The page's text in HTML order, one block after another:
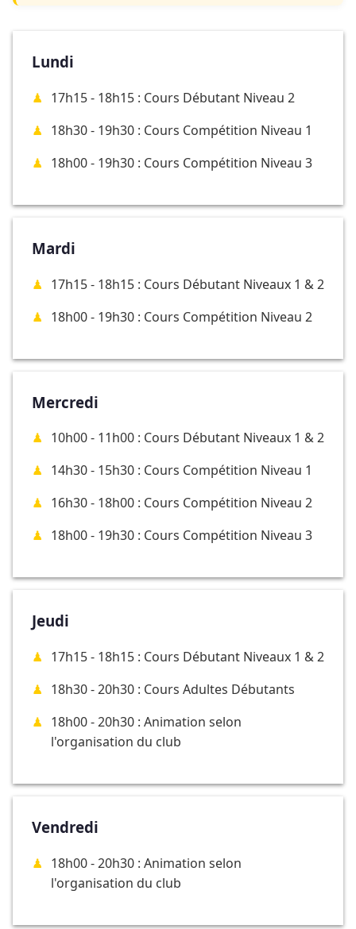
Lundi
17h15 - 18h15 : Cours Débutant Niveau 2
18h30 - 19h30 : Cours Compétition Niveau 1
18h00 - 19h30 : Cours Compétition Niveau 3
Mardi
17h15 - 18h15 : Cours Débutant Niveaux 1 & 2
18h00 - 19h30 : Cours Compétition Niveau 2
Mercredi
10h00 - 11h00 : Cours Débutant Niveaux 1 & 2
14h30 - 15h30 : Cours Compétition Niveau 1
16h30 - 18h00 : Cours Compétition Niveau 2
18h00 - 19h30 : Cours Compétition Niveau 3
Jeudi
17h15 - 18h15 : Cours Débutant Niveaux 1 & 2
18h30 - 20h30 : Cours Adultes Débutants
18h00 - 20h30 : Animation selon
l'organisation du club
Vendredi
18h00 - 20h30 : Animation selon
l'organisation du club